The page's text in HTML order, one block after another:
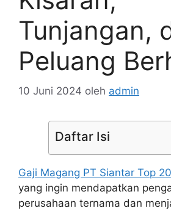
Tunjangan,
Peluang
10 Juni 2024 oleh admin
Daftar Isi
Gaji Magang PT Siantar Top
yang ingin mendapatkan
perusahaan ternama dan